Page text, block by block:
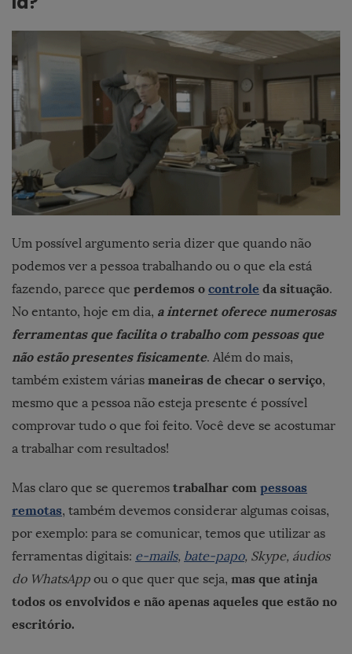
Um possível argumento seria dizer que quando não
podemos ver a pessoa trabalhando ou o que ela está
fazendo, parece que perdemos o controle da situação.
No entanto, hoje em dia, a internet oferece numerosas
ferramentas que facilita o trabalho com pessoas que
não estão presentes fisicamente. Além do mais,
também existem várias maneiras de checar o serviço,
mesmo que a pessoa não esteja presente é possível
comprovar tudo o que foi feito. Você deve se acostumar
a trabalhar com resultados!
Mas claro que se queremos trabalhar com pessoas
remotas, também devemos considerar algumas coisas,
por exemplo: para se comunicar, temos que utilizar as
ferramentas digitais: e-mails, bate-papo, Skype, áudios
do WhatsApp ou o que quer que seja, mas que atinja
todos os envolvidos e não apenas aqueles que estão no
escritório.